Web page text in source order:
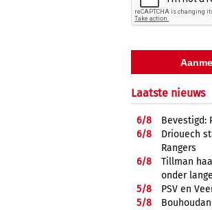
Laatste nieuws
6/8
Bevestigd:
6/8
Driouech
Rangers
6/8
Tillman
onder
5/8
PSV en
5/8